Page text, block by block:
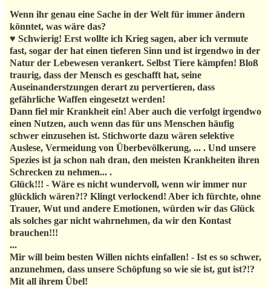
Wenn ihr genau eine Sache in der Welt für immer ändern
könntet, was wäre das?
♥ Schwierig! Erst wollte ich Krieg sagen, aber ich vermute
fast, sogar der hat einen tieferen Sinn und ist irgendwo in der
Natur der Lebewesen verankert. Selbst Tiere kämpfen! Bloß
traurig, dass der Mensch es geschafft hat, seine
Auseinanderstzungen derart zu pervertieren, dass
gefährliche Waffen eingesetzt werden!
Dann fiel mir Krankheit ein! Aber auch die verfolgt irgendwo
einen Nutzen, auch wenn das für uns Menschen häufig
schwer einzusehen ist. Stichworte dazu wären selektive
Auslese, Vermeidung von Überbevölkerung, ... . Und unsere
Spezies ist ja schon nah dran, den meisten Krankheiten ihren
Schrecken zu nehmen... .
Glück!!! - Wäre es nicht wundervoll, wenn wir immer nur
glücklich wären?!? Klingt verlockend! Aber ich fürchte, ohne
Trauer, Wut und andere Emotionen, würden wir das Glück
als solches gar nicht wahrnehmen, da wir den Kontast
brauchen!!!
...
Mir will beim besten Willen nichts einfallen! - Ist es so schwer,
anzunehmen, dass unsere Schöpfung so wie sie ist, gut ist?!?
Mit all ihrem Übel!